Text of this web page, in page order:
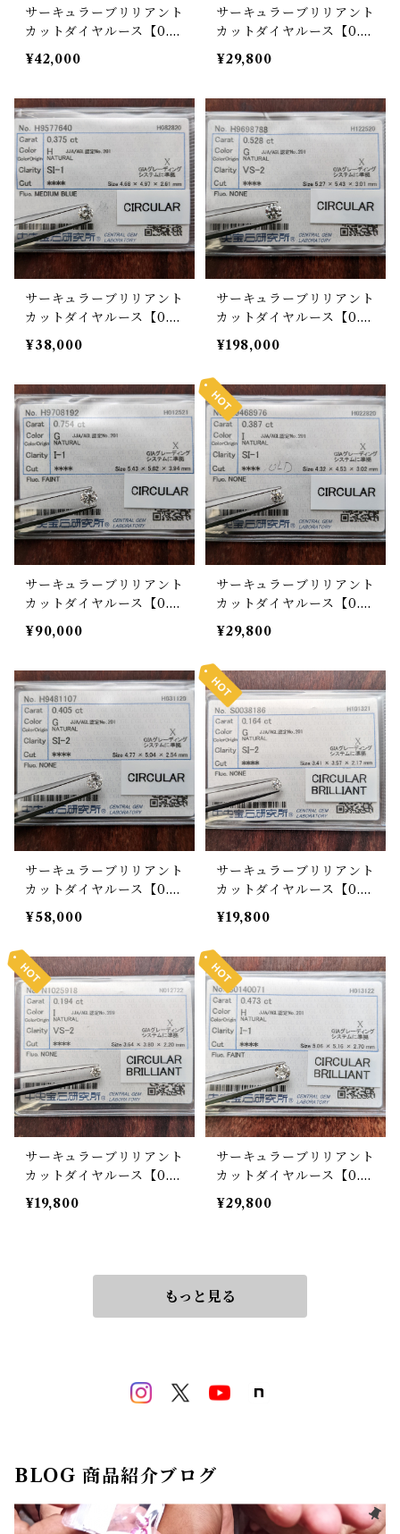
サーキュラーブリリアント
カットダイヤルース【0.4
47ct】PRO207849
¥42,000
サーキュラーブリリアント
カットダイヤルース【0.4
01ct】PRO207853
¥29,800
サーキュラーブリリアント
カットダイヤルース【0.3
75ct】PRO201670
¥38,000
サーキュラーブリリアント
カットダイヤルース【0.5
28ct】PRO202272
¥198,000
サーキュラーブリリアント
カットダイヤルース【0.7
54ct】PRO202273
¥90,000
サーキュラーブリリアント
カットダイヤルース【0.3
87ct】PRO201187
¥29,800
サーキュラーブリリアント
カットダイヤルース【0.4
05ct】PRO201344
¥58,000
サーキュラーブリリアント
カットダイヤルース【0.16
4ct】PRO203895
¥19,800
サーキュラーブリリアント
カットダイヤルース【0.19
4ct】PRO203896
¥19,800
サーキュラーブリリアント
カットダイヤルース【0.4
73ct】PRO203554
¥29,800
もっと見る
BLOG 商品紹介ブログ